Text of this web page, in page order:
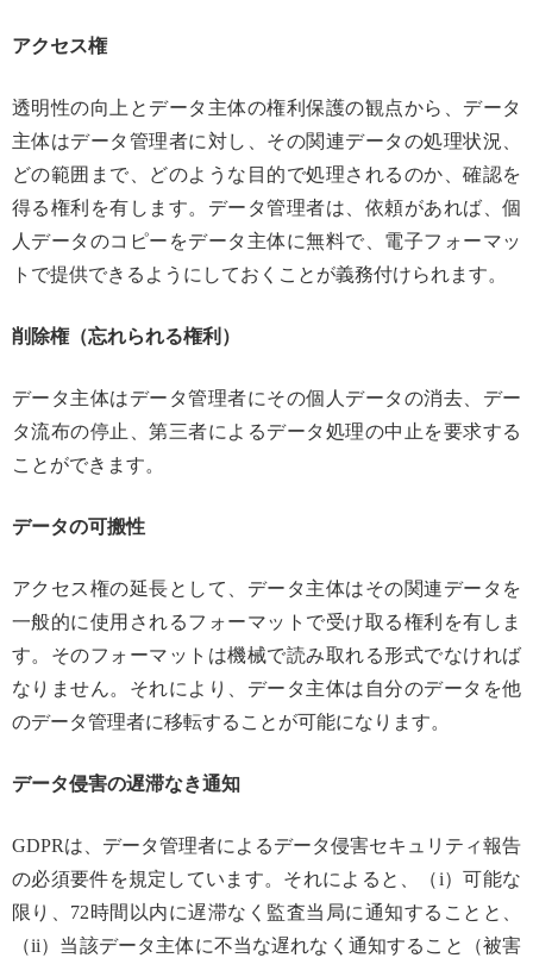
アクセス権
透明性の向上とデータ主体の権利保護の観点から、データ
主体はデータ管理者に対し、その関連データの処理状況、
どの範囲まで、どのような目的で処理されるのか、確認を
得る権利を有します。データ管理者は、依頼があれば、個
人データのコピーをデータ主体に無料で、電子フォーマッ
トで提供できるようにしておくことが義務付けられます。
削除権（忘れられる権利）
データ主体はデータ管理者にその個人データの消去、デー
タ流布の停止、第三者によるデータ処理の中止を要求する
ことができます。
データの可搬性
アクセス権の延長として、データ主体はその関連データを
一般的に使用されるフォーマットで受け取る権利を有しま
す。そのフォーマットは機械で読み取れる形式でなければ
なりません。それにより、データ主体は自分のデータを他
のデータ管理者に移転することが可能になります。
データ侵害の遅滞なき通知
GDPRは、データ管理者によるデータ侵害セキュリティ報告
の必須要件を規定しています。それによると、（i）可能な
限り、72時間以内に遅滞なく監査当局に通知することと、
（ii）当該データ主体に不当な遅れなく通知すること（被害